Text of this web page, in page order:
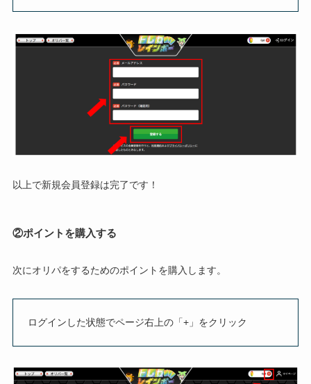
以上で新規会員登録は完了です！
②ポイントを購入する
次にオリパをするためのポイントを購入します。
ログインした状態でページ右上の「+」をクリック